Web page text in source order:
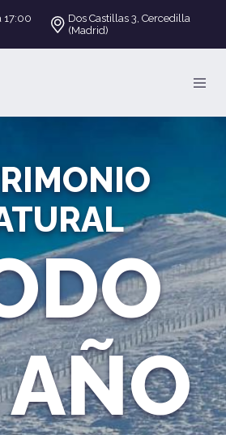
17:00
Dos Castillas 3, Cercedilla
(Madrid)